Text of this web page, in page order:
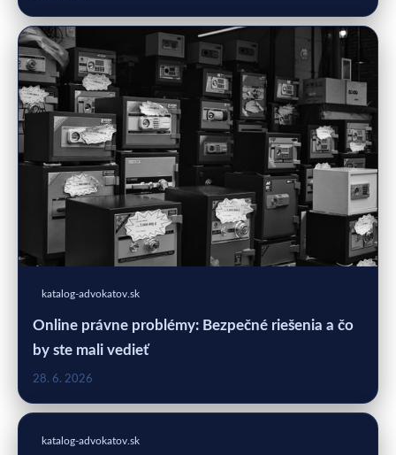
katalog-advokatov.sk
Online právne problémy: Bezpečné riešenia a čo
by ste mali vedieť
28. 6. 2026
katalog-advokatov.sk